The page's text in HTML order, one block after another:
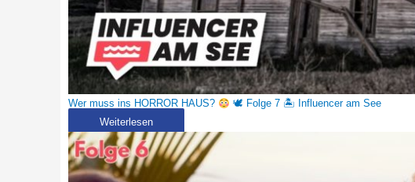
Wer muss ins HORROR HAUS?
🕊 Folge 7 🏝 Influencer am See
Weiterlesen